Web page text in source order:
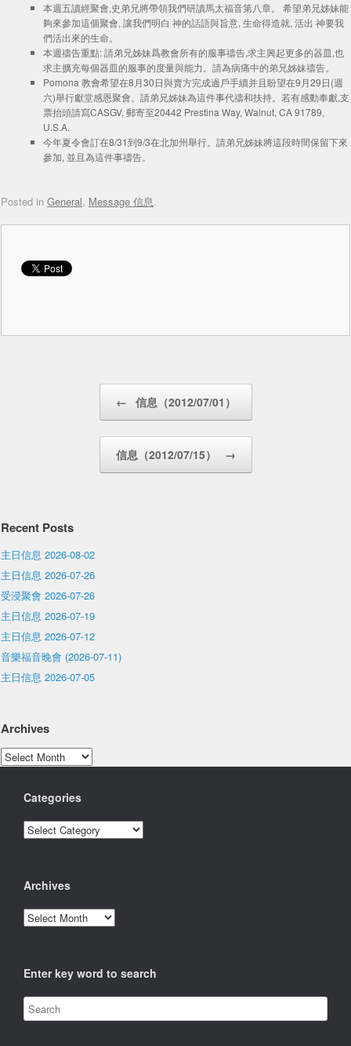
本週五讀經聚會,史弟兄將帶領我們研讀馬太福音第八章。 希望弟兄姊妹能
夠來參加這個聚會, 讓我們明白 神的話語與旨意, 生命得造就, 活出 神要我
們活出來的生命。
本週禱告重點: 請弟兄姊妹爲教會所有的服事禱告,求主興起更多的器皿,也
求主擴充每個器皿的服事的度量與能力。請為病痛中的弟兄姊妹禱告。
Pomona 教會希望在8月30日與賣方完成過戶手續并且盼望在9月29日(週
六)舉行獻堂感恩聚會。請弟兄姊妹為這件事代禱和扶持。若有感動奉獻,支
票抬頭請寫CASGV, 郵寄至20442 Prestina Way, Walnut, CA 91789,
U.S.A.
今年夏令會訂在8/31到9/3在北加州舉行。請弟兄姊妹將這段時間保留下來
參加, 並且為這件事禱告。
Posted in General, Message 信息.
← 信息（2012/07/01）
信息（2012/07/15） →
Recent Posts
主日信息 2026-08-02
主日信息 2026-07-26
受浸聚會 2026-07-26
主日信息 2026-07-19
主日信息 2026-07-12
音樂福音晚會 (2026-07-11)
主日信息 2026-07-05
Archives
Archives
Categories
Categories
Archives
Archives
Enter key word to search